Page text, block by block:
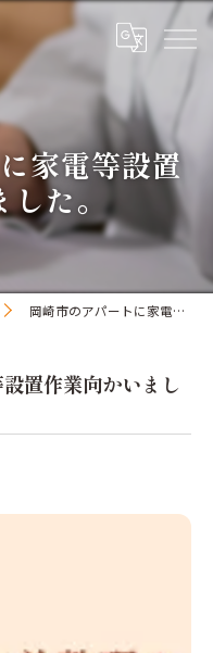
家電等設置
した。
岡崎市のアパートに家電等設置作業向かいました。
置作業向かいまし